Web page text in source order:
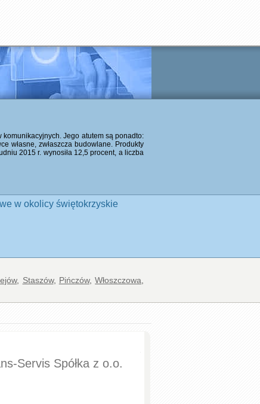
Jego atutem są ponadto:
własne, zwłaszcza budowlane. Produkty
2015 r. wynosiła 12,5 procent, a liczba
w okolicy świętokrzyskie
, Staszów, Pińczów,Włoszczowa
Servis Spółka z o.o.